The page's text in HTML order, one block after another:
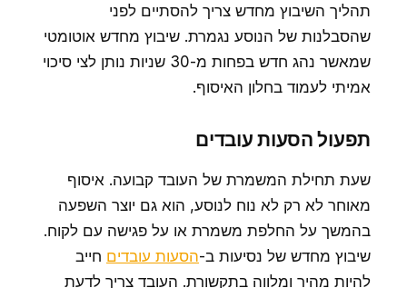
תהליך השיבוץ מחדש צריך להסתיים לפני
שהסבלנות של הנוסע נגמרת. שיבוץ מחדש אוטומטי
שמאשר נהג חדש בפחות מ-30 שניות נותן לצי סיכוי
אמיתי לעמוד בחלון האיסוף.
תפעול הסעות עובדים
שעת תחילת המשמרת של העובד קבועה. איסוף
מאוחר לא רק לא נוח לנוסע, הוא גם יוצר השפעה
בהמשך על החלפת משמרת או על פגישה עם לקוח.
שיבוץ מחדש של נסיעות ב-הסעות עובדים חייב
להיות מהיר ומלווה בתקשורת. העובד צריך לדעת